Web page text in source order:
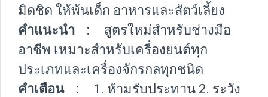
มิดชิด ให้พ้นเด็ก อาหารและสัตว์เลี้ยง
คำแนะนำ : สูตรใหม่สำหรับช่างมือ
อาชีพ เหมาะสำหรับเครื่องยนต์ทุก
ประเภทและเครื่องจักรกลทุกชนิด
คำเตือน : 1. ห้ามรับประทาน 2. ระวัง